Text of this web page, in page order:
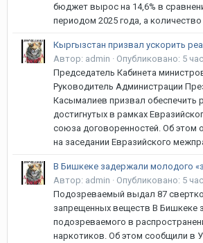
бюджет вырос на 14,6% в
периодом 2025 года, а количество
Автор: admin · Опубликовано: 5
Председатель Кабинета
Руководитель Администрации
Касымалиев призвал обеспечить
достигнутых в рамках
союза договоренностей. Об этом
на заседании Евразийского
В Бишкеке задержали молодого
Автор: admin · Опубликовано: 5
Подозреваемый выдал 87
запрещенных веществ В Бишкеке
подозреваемого в
наркотиков. Об этом сообщили в